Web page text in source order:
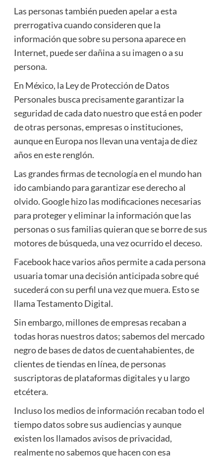
Las personas también pueden apelar a esta
prerrogativa cuando consideren que la
información que sobre su persona aparece en
Internet, puede ser dañina a su imagen o a su
persona.
En México, la Ley de Protección de Datos
Personales busca precisamente garantizar la
seguridad de cada dato nuestro que está en poder
de otras personas, empresas o instituciones,
aunque en Europa nos llevan una ventaja de diez
años en este renglón.
Las grandes firmas de tecnología en el mundo han
ido cambiando para garantizar ese derecho al
olvido. Google hizo las modificaciones necesarias
para proteger y eliminar la información que las
personas o sus familias quieran que se borre de sus
motores de búsqueda, una vez ocurrido el deceso.
Facebook hace varios años permite a cada persona
usuaria tomar una decisión anticipada sobre qué
sucederá con su perfil una vez que muera. Esto se
llama Testamento Digital.
Sin embargo, millones de empresas recaban a
todas horas nuestros datos; sabemos del mercado
negro de bases de datos de cuentahabientes, de
clientes de tiendas en línea, de personas
suscriptoras de plataformas digitales y u largo
etcétera.
Incluso los medios de información recaban todo el
tiempo datos sobre sus audiencias y aunque
existen los llamados avisos de privacidad,
realmente no sabemos que hacen con esa